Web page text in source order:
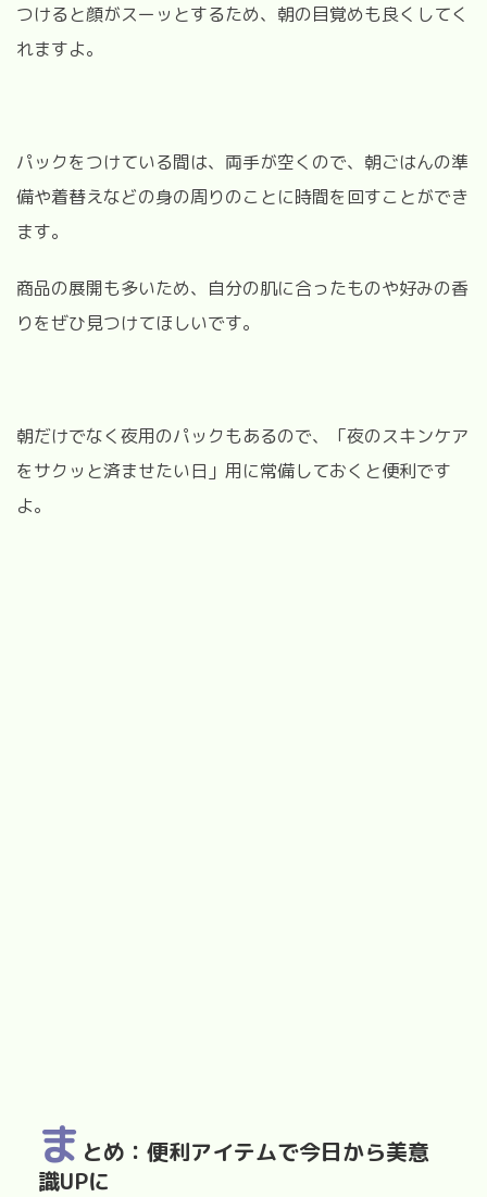
つけると顔がスーッとするため、朝の目覚めも良くしてく
れますよ。
パックをつけている間は、両手が空くので、朝ごはんの準
備や着替えなどの身の周りのことに時間を回すことができ
ます。
商品の展開も多いため、自分の肌に合ったものや好みの香
りをぜひ見つけてほしいです。
朝だけでなく夜用のパックもあるので、「夜のスキンケア
をサクッと済ませたい日」用に常備しておくと便利です
よ。
ま とめ：便利アイテムで今日から美意
識UPに